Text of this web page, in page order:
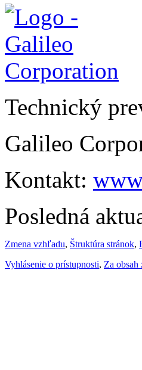
Technický
Galileo
Kontakt:
Posledná
Zmena vzhľadu, Štruktúra stránok,
Vyhlásenie o prístupnosti, Za obsah